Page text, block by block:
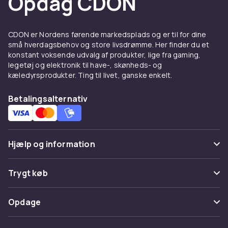
Du behøver ikke at være filmekspert. Alt du
skærmen.
Filmæsker som
betænksomme gaver
En filmæske er en gave, der føles både
personlig og sjov at modtage. Uanset om
modtageren elsker gyser, superhelte eller
animerede klassikere, er der æsker, der er
perfekte. Vælg mellem Blu-ray, DVD eller endda
4K for at finde det format, der passer bedst til
dig.
tænkt over det.
CDON er Nordens førende markedsplads og er til for dine
små hverdagsbehov og store livsdrømme. Her finder du et
konstant voksende udvalg af produkter, lige fra gaming,
legetøj og elektronik til have-, skønheds- og
kæledyrsprodukter. Ting til livet, ganske enkelt.
Betalingsalternativ
Hjælp og information
Ofte stillede spørgsmål
Spor pakke
Fortryd & returner her
Trygt køb
Betaling
Levering
Opdage